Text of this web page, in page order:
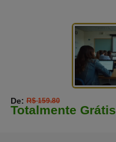
De:R$ 159.80
Totalmente Grátis